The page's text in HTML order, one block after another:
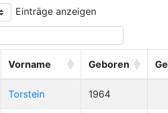
Einträge anzeigen
Vorname Geboren
Torstein 1964